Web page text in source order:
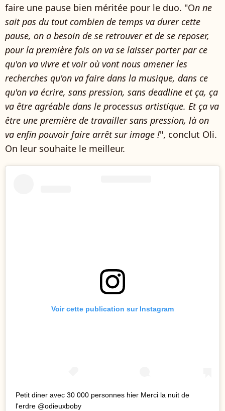
faire une pause bien méritée pour le duo. "On ne
sait pas du tout combien de temps va durer cette
pause, on a besoin de se retrouver et de se reposer,
pour la première fois on va se laisser porter par ce
qu'on va vivre et voir où vont nous amener les
recherches qu'on va faire dans la musique, dans ce
qu'on va écrire, sans pression, sans deadline et ça, ça
va être agréable dans le processus artistique. Et ça va
être une première de travailler sans pression, là on
va enfin pouvoir faire arrêt sur image !", conclut Oli.
On leur souhaite le meilleur.
Voir cette publication sur Instagram
Petit diner avec 30 000 personnes hier Merci la nuit de
l'erdre @odieuxboby